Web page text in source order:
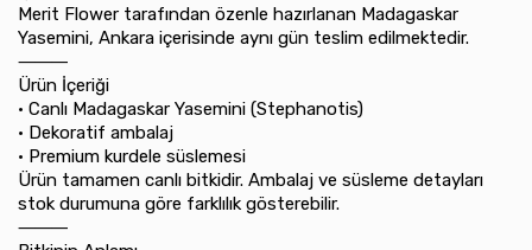
Merit Flower tarafından özenle hazırlanan Madagaskar
Yasemini, Ankara içerisinde aynı gün teslim edilmektedir.
⸻
Ürün İçeriği
•⁠ ⁠Canlı Madagaskar Yasemini (Stephanotis)
•⁠ ⁠Dekoratif ambalaj
•⁠ ⁠Premium kurdele süslemesi
Ürün tamamen canlı bitkidir. Ambalaj ve süsleme detayları
stok durumuna göre farklılık gösterebilir.
⸻